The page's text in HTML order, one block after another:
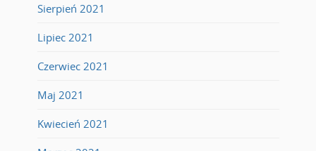
Sierpień 2021
Lipiec 2021
Czerwiec 2021
Maj 2021
Kwiecień 2021